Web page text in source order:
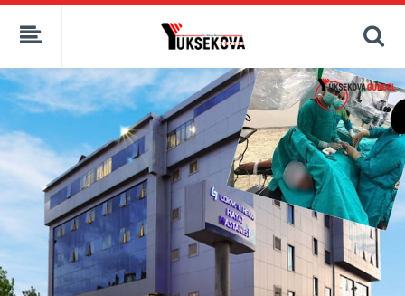
kaçak bahis
deneme bonusu
canlı bahis siteleri
deneme bonusu veren siteler
bahis siteleri
porno izle